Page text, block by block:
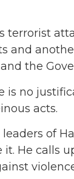
terrorist
and
the
is no
acts.
of
He calls